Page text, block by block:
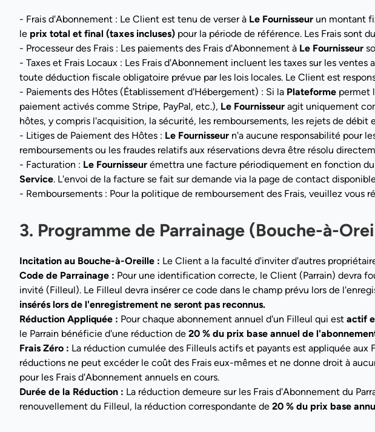
- Frais d'Abonnement : Le Client est tenu de verser à Le Fournisseur un montant
le prix total et final (taxes incluses) pour la période de référence. Les Frais sont
- Processeur des Frais : Les paiements des Frais d'Abonnement à Le Fournisseur
- Taxes et Frais Locaux : Les Frais d'Abonnement incluent les taxes sur les
toute déduction fiscale obligatoire prévue par les lois locales. Le Client est
- Paiements des Hôtes (Établissement d'Hébergement) : Si la Plateforme permet
paiement activés comme Stripe, PayPal, etc.), Le Fournisseur agit uniquement
hôtes, y compris l'acquisition, la sécurité, les remboursements, les rejets de
- Litiges de Paiement des Hôtes : Le Fournisseur n'a aucune responsabilité pour
remboursements ou les fraudes relatifs aux réservations devra être résolu
- Facturation : Le Fournisseur émettra une facture périodiquement en fonction
Service. L'envoi de la facture se fait sur demande via la page de contact
- Remboursements : Pour la politique de remboursement des Frais, veuillez vous
3. Programme de Parrainage (Bouche-à-
Incitation au Bouche-à-Oreille : Le Client a la faculté d'inviter d'autres
Code de Parrainage : Pour une identification correcte, le Client (Parrain) devra
invité (Filleul). Le Filleul devra insérer ce code dans le champ prévu lors de
insérés lors de l'enregistrement ne seront pas reconnus.
Réduction Appliquée : Pour chaque abonnement annuel d'un Filleul qui est actif
le Parrain bénéficie d'une réduction de 20 % du prix base annuel de
Frais Zéro : La réduction cumulée des Filleuls actifs et payants est appliquée aux
réductions ne peut excéder le coût des Frais eux-mêmes et ne donne droit à
pour les Frais d'Abonnement annuels en cours.
Durée de la Réduction : La réduction demeure sur les Frais d'Abonnement du
renouvellement du Filleul, la réduction correspondante de 20 % du prix base